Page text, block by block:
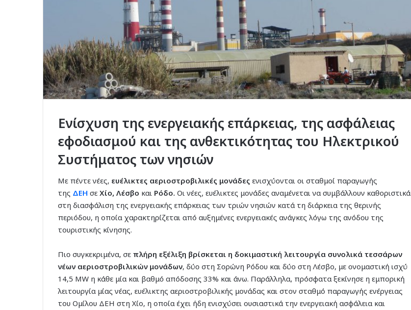
Ενίσχυση της ενεργειακής επάρκειας, της ασφάλειας
εφοδιασμού και της ανθεκτικότητας του Ηλεκτρικού
Συστήματος των νησιών
Με πέντε νέες, ευέλικτες αεριοστροβιλικές μονάδες ενισχύονται οι σταθμοί παραγωγής
της ΔΕΗ σε Χίο, Λέσβο και Ρόδο. Οι νέες, ευέλικτες μονάδες αναμένεται να συμβάλλουν καθοριστικά
στη διασφάλιση της ενεργειακής επάρκειας των τριών νησιών κατά τη διάρκεια της θερινής
περιόδου, η οποία χαρακτηρίζεται από αυξημένες ενεργειακές ανάγκες λόγω της ανόδου της
τουριστικής κίνησης.
Πιο συγκεκριμένα, σε πλήρη εξέλιξη βρίσκεται η δοκιμαστική λειτουργία συνολικά τεσσάρων
νέων αεριοστροβιλικών μονάδων, δύο στη Σορώνη Ρόδου και δύο στη Λέσβο, με ονομαστική ισχύ
14,5 MW η κάθε μία και βαθμό απόδοσης 33% και άνω. Παράλληλα, πρόσφατα ξεκίνησε η εμπορική
λειτουργία μίας νέας, ευέλικτης αεριοστροβιλικής μονάδας και στον σταθμό παραγωγής ενέργειας
του Ομίλου ΔΕΗ στη Χίο, η οποία έχει ήδη ενισχύσει ουσιαστικά την ενεργειακή ασφάλεια και